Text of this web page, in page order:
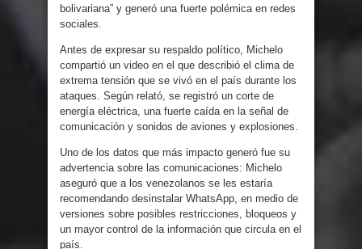
bolivariana” y generó una fuerte polémica en redes
sociales.
Antes de expresar su respaldo político, Michelo
compartió un video en el que describió el clima de
extrema tensión que se vivó en el país durante los
ataques. Según relató, se registró un corte de
energía eléctrica, una fuerte caída en la señal de
comunicación y sonidos de aviones y explosiones.
Uno de los datos que más impacto generó fue su
advertencia sobre las comunicaciones: Michelo
aseguró que a los venezolanos se les estaría
recomendando desinstalar WhatsApp, en medio de
versiones sobre posibles restricciones, bloqueos y
un mayor control de la información que circula en el
país.